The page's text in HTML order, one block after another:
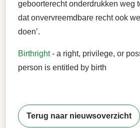
geboorterecht onderdrukken weg
dat onvervreemdbare recht ook
doen’.
Birthright- a right, privilege, or
person is entitled by birth
Terug naar nieuwsoverzicht